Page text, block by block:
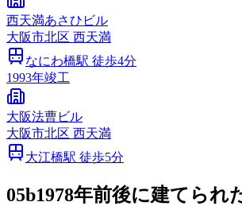
西天満あさひビル
大阪市北区 西天満
なにわ橋駅 徒歩4分
1993年竣工
大阪法曹ビル
大阪市北区 西天満
大江橋駅 徒歩5分
05b1978年前後に建てられ